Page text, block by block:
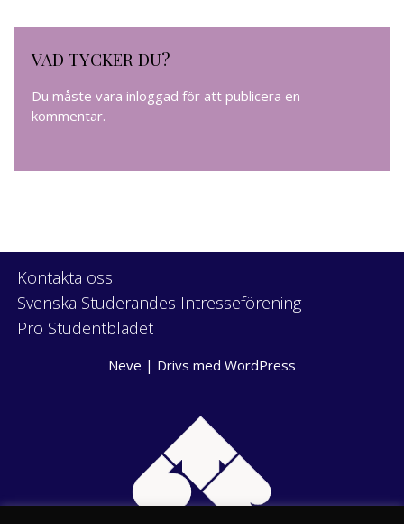
VAD TYCKER DU?
Du måste vara inloggad för att publicera en
kommentar.
Kontakta oss
Svenska Studerandes Intresseförening
Pro Studentbladet
Neve | Drivs med WordPress